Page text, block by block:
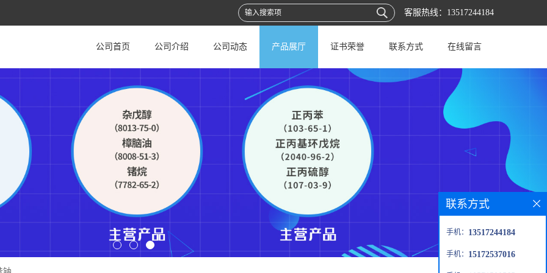
客服热线： 13517244184
公司首页 公司介绍 公司动态 产品展厅 证书荣誉 联系方式 在线留言
联系方式
手机： 13517244184
手机： 15172537016